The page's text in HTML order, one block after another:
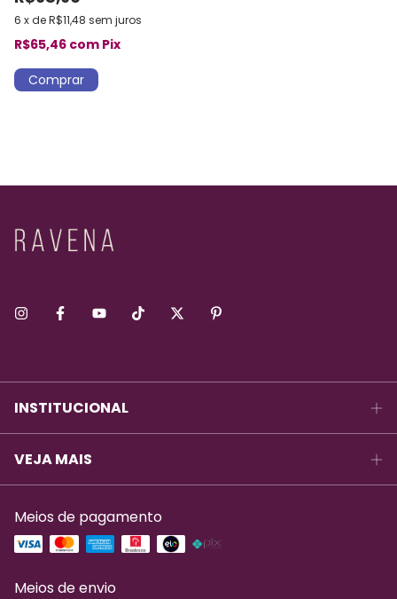
6 xdeR$11,48 sem juros
R$65,46 com Pix
INSTITUCIONAL
VEJA MAIS
Meios de pagamento
Meios de envio